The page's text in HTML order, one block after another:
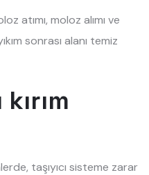
atımı, moloz alımı ve
sonrası alanı temiz
taşıyıcı sisteme zarar